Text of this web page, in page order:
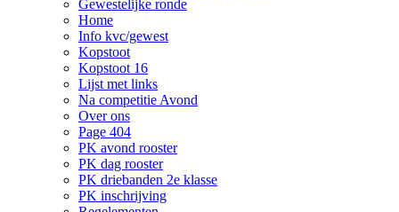
Gewestelijke ronde
Home
Info kvc/gewest
Kopstoot
Kopstoot 16
Lijst met links
Na competitie Avond
Over ons
Page 404
PK avond rooster
PK dag rooster
PK driebanden 2e klasse
PK inschrijving